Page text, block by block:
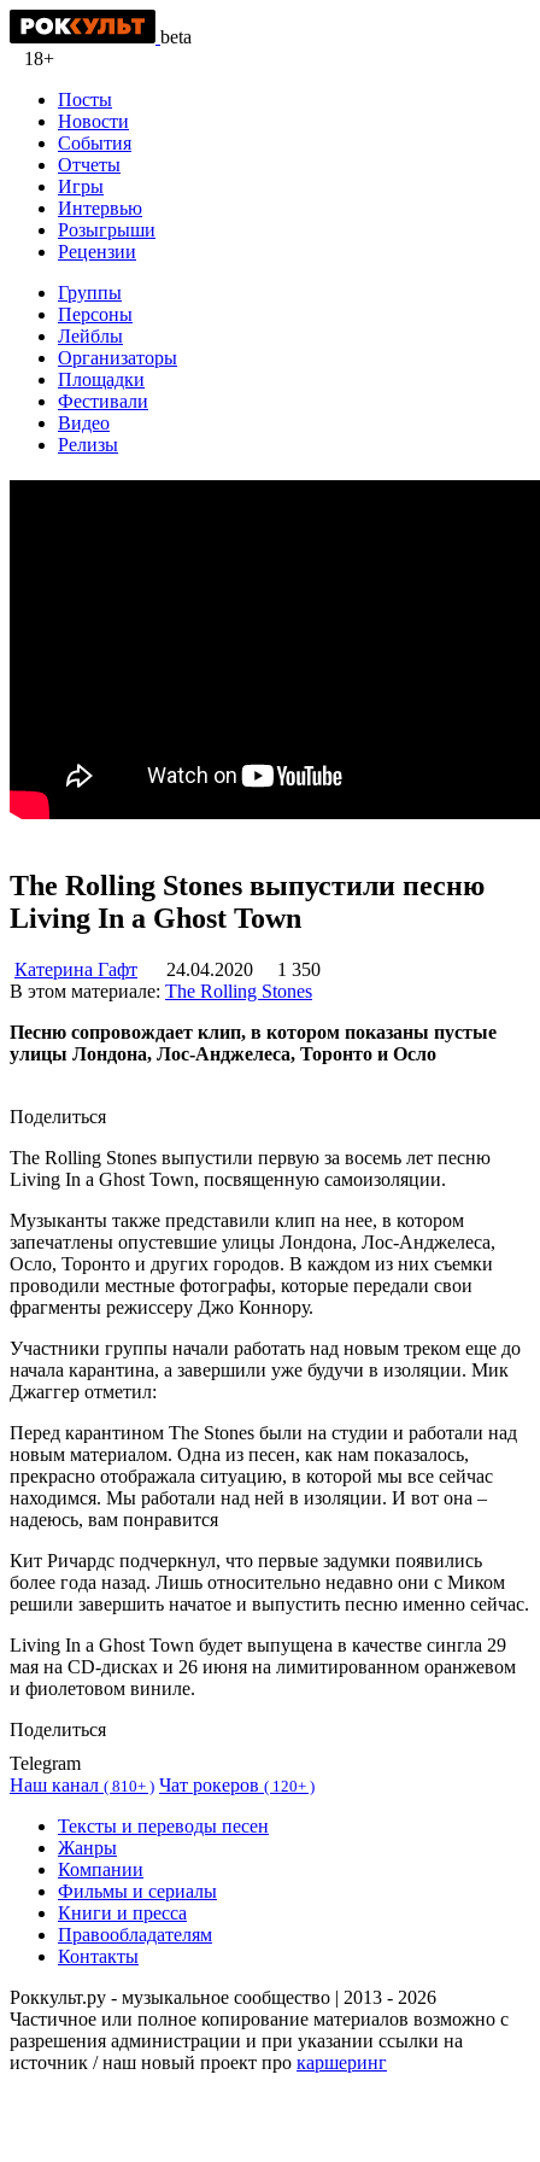
beta
18+
Посты
Новости
События
Отчеты
Игры
Интервью
Розыгрыши
Рецензии
Группы
Персоны
Лейблы
Организаторы
Площадки
Фестивали
Видео
Релизы
The Rolling Stones выпустили песню
Living In a Ghost Town
Катерина Гафт 24.04.2020
1 350
В этом материале: The Rolling Stones
Песню сопровождает клип, в котором показаны пустые
улицы Лондона, Лос-Анджелеса, Торонто и Осло
Поделиться
The Rolling Stones выпустили первую за восемь лет песню
Living In a Ghost Town, посвященную самоизоляции.
Музыканты также представили клип на нее, в котором
запечатлены опустевшие улицы Лондона, Лос-Анджелеса,
Осло, Торонто и других городов. В каждом из них съемки
проводили местные фотографы, которые передали свои
фрагменты режиссеру Джо Коннору.
Участники группы начали работать над новым треком еще до
начала карантина, а завершили уже будучи в изоляции. Мик
Джаггер отметил:
Перед карантином The Stones были на студии и работали над
новым материалом. Одна из песен, как нам показалось,
прекрасно отображала ситуацию, в которой мы все сейчас
находимся. Мы работали над ней в изоляции. И вот она –
надеюсь, вам понравится
Кит Ричардс подчеркнул, что первые задумки появились
более года назад. Лишь относительно недавно они с Миком
решили завершить начатое и выпустить песню именно сейчас.
Living In a Ghost Town будет выпущена в качестве сингла 29
мая на CD-дисках и 26 июня на лимитированном оранжевом
и фиолетовом виниле.
Поделиться
Telegram
Наш канал ( 810+ ) Чат рокеров ( 120+ )
Тексты и переводы песен
Жанры
Компании
Фильмы и сериалы
Книги и пресса
Правообладателям
Контакты
Роккульт.ру - музыкальное сообщество | 2013 - 2026
Частичное или полное копирование материалов возможно с
разрешения администрации и при указании ссылки на
источник / наш новый проект про каршеринг